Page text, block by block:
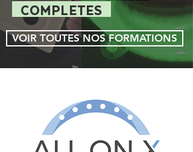
COMPLETES
VOIR TOUTES NOS FORMATIONS